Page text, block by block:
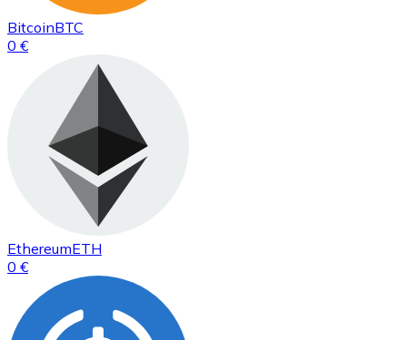
BitcoinBTC
0 €
EthereumETH
0 €